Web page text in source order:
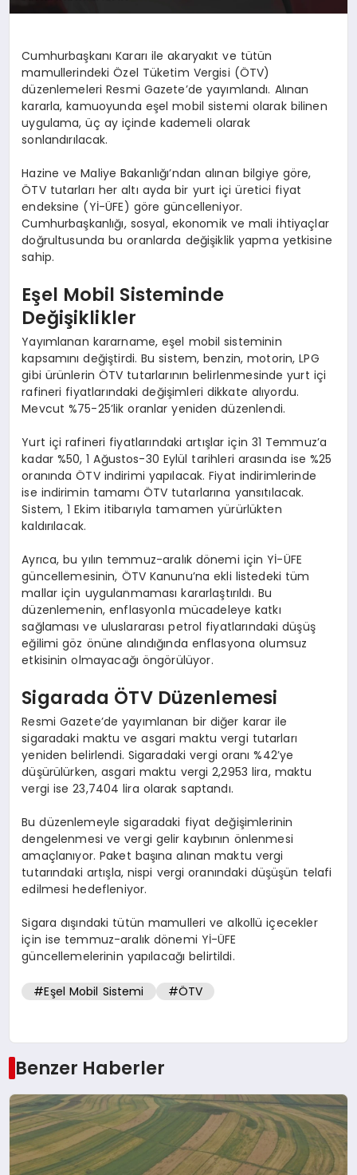
Cumhurbaşkanı Kararı ile akaryakıt ve tütün
mamullerindeki Özel Tüketim Vergisi (ÖTV)
düzenlemeleri Resmi Gazete’de yayımlandı. Alınan
kararla, kamuoyunda eşel mobil sistemi olarak bilinen
uygulama, üç ay içinde kademeli olarak
sonlandırılacak.
Hazine ve Maliye Bakanlığı’ndan alınan bilgiye göre,
ÖTV tutarları her altı ayda bir yurt içi üretici fiyat
endeksine (Yİ-ÜFE) göre güncelleniyor.
Cumhurbaşkanlığı, sosyal, ekonomik ve mali ihtiyaçlar
doğrultusunda bu oranlarda değişiklik yapma yetkisine
sahip.
Eşel Mobil Sisteminde
Değişiklikler
Yayımlanan kararname, eşel mobil sisteminin
kapsamını değiştirdi. Bu sistem, benzin, motorin, LPG
gibi ürünlerin ÖTV tutarlarının belirlenmesinde yurt içi
rafineri fiyatlarındaki değişimleri dikkate alıyordu.
Mevcut %75-25’lik oranlar yeniden düzenlendi.
Yurt içi rafineri fiyatlarındaki artışlar için 31 Temmuz’a
kadar %50, 1 Ağustos-30 Eylül tarihleri arasında ise %25
oranında ÖTV indirimi yapılacak. Fiyat indirimlerinde
ise indirimin tamamı ÖTV tutarlarına yansıtılacak.
Sistem, 1 Ekim itibarıyla tamamen yürürlükten
kaldırılacak.
Ayrıca, bu yılın temmuz-aralık dönemi için Yİ-ÜFE
güncellemesinin, ÖTV Kanunu’na ekli listedeki tüm
mallar için uygulanmaması kararlaştırıldı. Bu
düzenlemenin, enflasyonla mücadeleye katkı
sağlaması ve uluslararası petrol fiyatlarındaki düşüş
eğilimi göz önüne alındığında enflasyona olumsuz
etkisinin olmayacağı öngörülüyor.
Sigarada ÖTV Düzenlemesi
Resmi Gazete’de yayımlanan bir diğer karar ile
sigaradaki maktu ve asgari maktu vergi tutarları
yeniden belirlendi. Sigaradaki vergi oranı %42’ye
düşürülürken, asgari maktu vergi 2,2953 lira, maktu
vergi ise 23,7404 lira olarak saptandı.
Bu düzenlemeyle sigaradaki fiyat değişimlerinin
dengelenmesi ve vergi gelir kaybının önlenmesi
amaçlanıyor. Paket başına alınan maktu vergi
tutarındaki artışla, nispi vergi oranındaki düşüşün telafi
edilmesi hedefleniyor.
Sigara dışındaki tütün mamulleri ve alkollü içecekler
için ise temmuz-aralık dönemi Yİ-ÜFE
güncellemelerinin yapılacağı belirtildi.
#Eşel Mobil Sistemi #ÖTV
Benzer Haberler